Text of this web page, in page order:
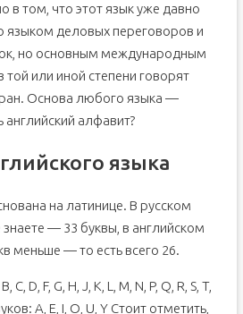
в том, что этот язык уже давно
языком деловых переговоров и
но основным международным
или иной степени говорят
Основа любого языка —
алфавит?
языка
на латинице. В русском
— 33 буквы, в английском
меньше — то есть всего 26.
D, F, G, H, J, K, L, M, N, P, Q, R, S, T,
A, E, I, O, U, Y Стоит отметить,